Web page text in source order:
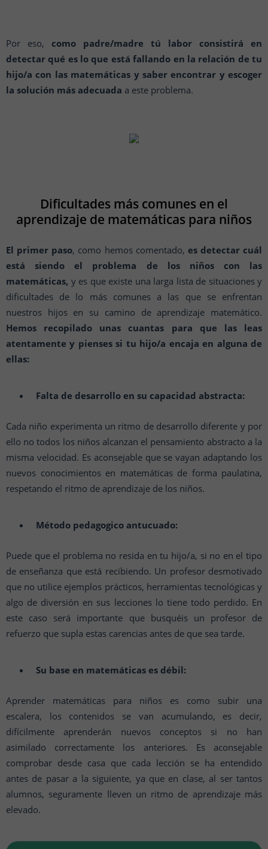
Por eso, como padre/madre tú labor consistirá en
detectar qué es lo que está fallando en la relación de tu
hijo/a con las matemáticas y saber encontrar y escoger
la solución más adecuada a este problema.
Dificultades más comunes en el
aprendizaje de matemáticas para niños
El primer paso, como hemos comentado, es detectar cuál
está siendo el problema de los niños con las
matemáticas, y es que existe una larga lista de situaciones y
dificultades de lo más comunes a las que se enfrentan
nuestros hijos en su camino de aprendizaje matemático.
Hemos recopilado unas cuantas para que las leas
atentamente y pienses si tu hijo/a encaja en alguna de
ellas:
Falta de desarrollo en su capacidad abstracta:
Cada niño experimenta un ritmo de desarrollo diferente y por
ello no todos los niños alcanzan el pensamiento abstracto a la
misma velocidad. Es aconsejable que se vayan adaptando los
nuevos conocimientos en matemáticas de forma paulatina,
respetando el ritmo de aprendizaje de los niños.
Método pedagogico antucuado:
Puede que el problema no resida en tu hijo/a, si no en el tipo
de enseñanza que está recibiendo. Un profesor desmotivado
que no utilice ejemplos prácticos, herramientas tecnológicas y
algo de diversión en sus lecciones lo tiene todo perdido. En
este caso será importante que busquéis un profesor de
refuerzo que supla estas carencias antes de que sea tarde.
Su base en matemáticas es débil:
Aprender matemáticas para niños es como subir una
escalera, los contenidos se van acumulando, es decir,
difícilmente aprenderán nuevos conceptos si no han
asimilado correctamente los anteriores. Es aconsejable
comprobar desde casa que cada lección se ha entendido
antes de pasar a la siguiente, ya que en clase, al ser tantos
alumnos, seguramente lleven un ritmo de aprendizaje más
elevado.